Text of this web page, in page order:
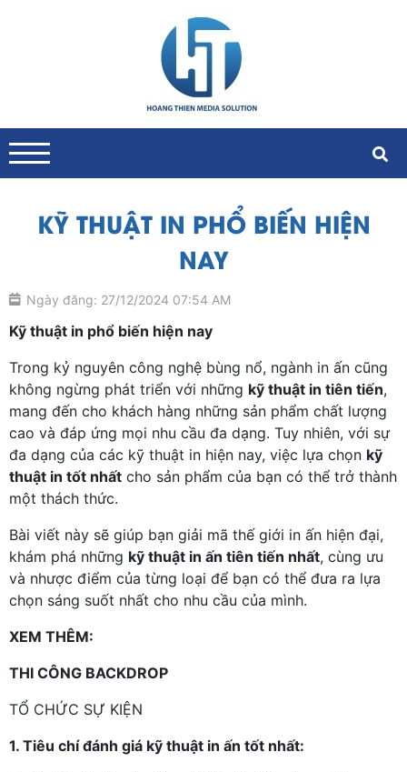
KỸ THUẬT IN PHỔ BIẾN HIỆN
NAY
Ngày đăng: 27/12/2024 07:54 AM
Kỹ thuật in phổ biến hiện nay
Trong kỷ nguyên công nghệ bùng nổ, ngành in ấn cũng
không ngừng phát triển với những kỹ thuật in tiên tiến,
mang đến cho khách hàng những sản phẩm chất lượng
cao và đáp ứng mọi nhu cầu đa dạng. Tuy nhiên, với sự
đa dạng của các kỹ thuật in hiện nay, việc lựa chọn kỹ
thuật in tốt nhất cho sản phẩm của bạn có thể trở thành
một thách thức.
Bài viết này sẽ giúp bạn giải mã thế giới in ấn hiện đại,
khám phá những kỹ thuật in ấn tiên tiến nhất, cùng ưu
và nhược điểm của từng loại để bạn có thể đưa ra lựa
chọn sáng suốt nhất cho nhu cầu của mình.
XEM THÊM:
THI CÔNG BACKDROP
TỔ CHỨC SỰ KIỆN
1. Tiêu chí đánh giá kỹ thuật in ấn tốt nhất: